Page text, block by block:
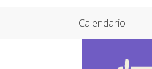
Calendario